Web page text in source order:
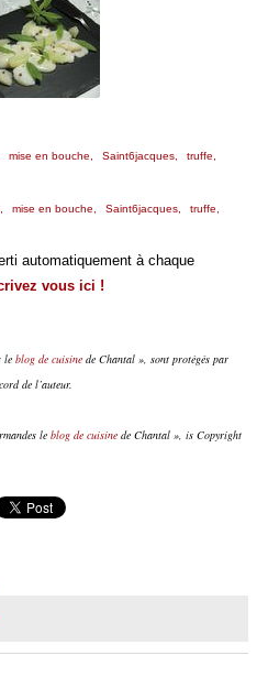
mise en bouche, Saint6jacques, truffe,
mise en bouche, Saint6jacques, truffe,
automatiquement à chaque
vous ici !
le blog de cuisinede Chantal », sont protégés par
de l’auteur.
le blog de cuisinede Chantal », is Copyright